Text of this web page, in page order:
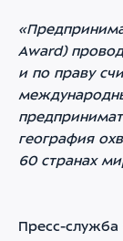
Award)
и по праву
география
60 странах
Пресс-служба